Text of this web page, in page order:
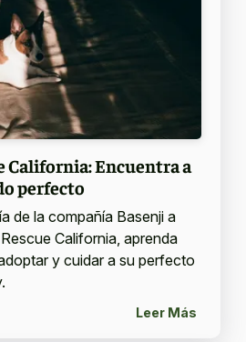
California: Encuentra a
perfecto
de la compañía Basenji a
California, aprenda
y cuidar a su perfecto
Leer Más